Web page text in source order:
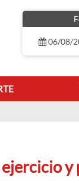
06/08/